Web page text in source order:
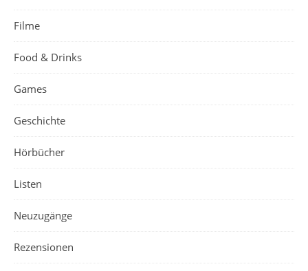
Filme
Food & Drinks
Games
Geschichte
Hörbücher
Listen
Neuzugänge
Rezensionen